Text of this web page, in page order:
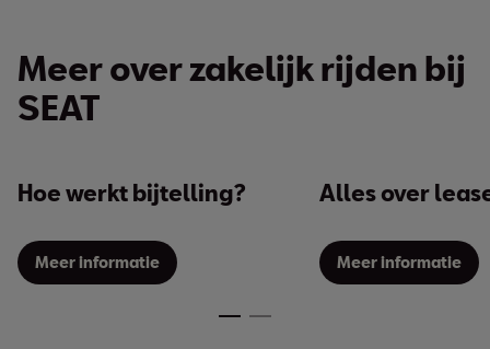
Meer over zakelijk rijden bij
SEAT
Hoe werkt bijtelling?
Meer informatie
Alles over
Meer informatie